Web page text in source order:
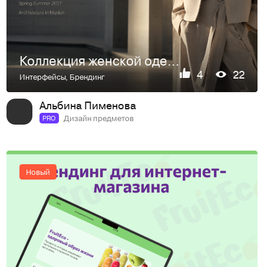
Коллекция женской одежды "AIR FRAME"
Интерфейсы, Брендинг 4 22
Альбина Пименова
PRO Дизайн предметов
Новый